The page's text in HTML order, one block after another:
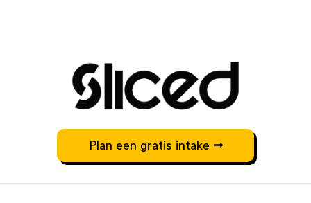
Plan een gratis intake